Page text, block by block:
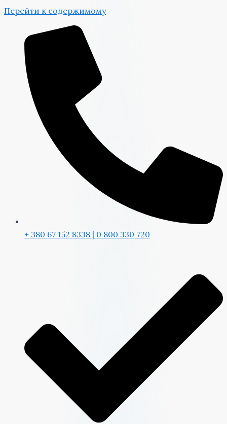
Перейти к содержимому
+ 380 67 152 8338 | 0 800 330 720